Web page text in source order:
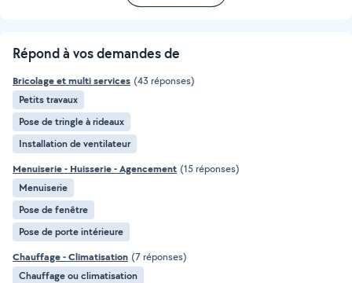
Répond à vos demandes de
Bricolage et multi services (43 réponses)
Petits travaux
Pose de tringle à rideaux
Installation de ventilateur
Menuiserie - Huisserie - Agencement (15 réponses)
Menuiserie
Pose de fenêtre
Pose de porte intérieure
Chauffage - Climatisation (7 réponses)
Chauffage ou climatisation